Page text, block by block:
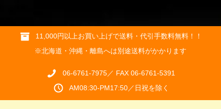
11,000円以上お買い上げで送料・代引手数料無料！！
※北海道・沖縄・離島へは別途送料がかかります
06-6761-7975／ FAX 06-6761-5391
AM08:30-PM17:50／日祝を除く